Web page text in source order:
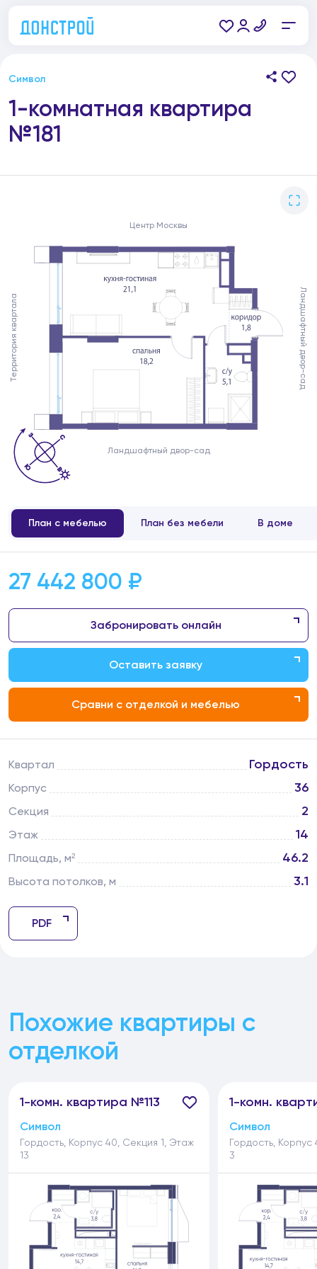
Символ
1-комнатная квартира
№181
План с мебелью План без мебели В доме
Центр Москвы
Ландшафтный двор-сад
Ландшафтный двор-сад
Территория квартала
Квартал Гордость
Корпус 36
Секция 2
Этаж 14
Площадь, м² 46.2
Высота потолков, м 3.1
PDF
27 442 800 ₽
Забронировать онлайн
Оставить заявку
Сравни с отделкой и мебелью
Похожие квартиры с
отделкой
1-комн. квартира №113
Символ
Гордость, Корпус 40, Секция 1, Этаж
13
1-комн.
Символ
Гордость,
3